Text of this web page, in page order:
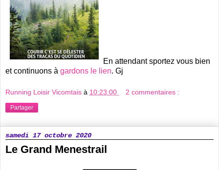
En attendant sportez vous bien
et continuons à gardons le lien. Gj
Running Loisir Vicomtais à 10:23:00 2 commentaires :
Partager
samedi 17 octobre 2020
Le Grand Menestrail